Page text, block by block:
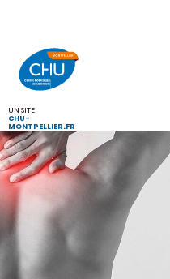
UN SITE
CHU-
MONTPELLIER.FR